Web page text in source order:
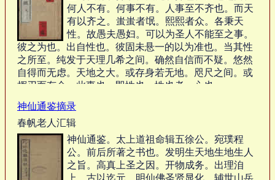
何人不有。何事不有。人事至不齐也。而天
有以齐之。蚩蚩者氓。熙熙者众。各秉天
性。故愚夫愚妇。可以为圣人不能至之事。
彼之为也。出自性也。彼固未悬一的以为准也。当其性
之所至。纯发于天理几希之间。确然自信而不疑。悠然
自得而无虑。天地之大。或存身若无地。咫尺之间。或
挥刃而有余。此事也。即性也。性也者。心也。… …
神仙通鉴摘录
春帆老人汇辑
神仙通鉴。太上道祖命辑五徐公。宛璞程
公。前后所著之书也。发明生天地生地生人
之旨。高真上圣之因。开物成务。出理洎
上。古以迄元。明仙佛圣贤显化。辅世山岳